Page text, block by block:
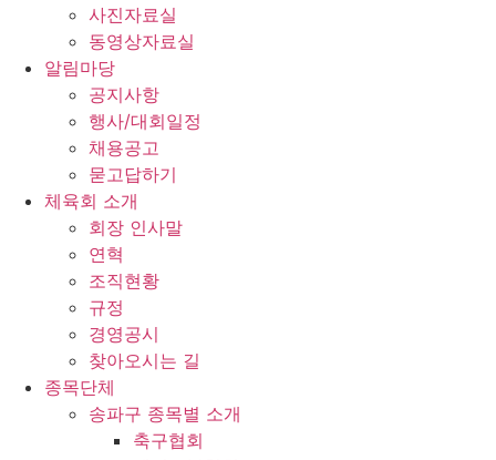
사진자료실
동영상자료실
알림마당
공지사항
행사/대회일정
채용공고
묻고답하기
체육회 소개
회장 인사말
연혁
조직현황
규정
경영공시
찾아오시는 길
종목단체
송파구 종목별 소개
축구협회